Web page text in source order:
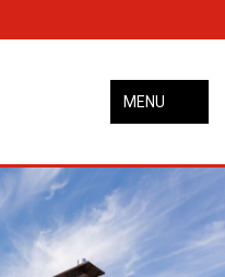
MENU